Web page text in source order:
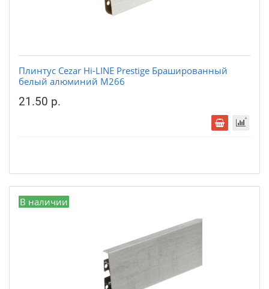
Плинтус Cezar Hi-LINE Prestige Брашированный
белый алюминий М266
21.50 р.
В наличии